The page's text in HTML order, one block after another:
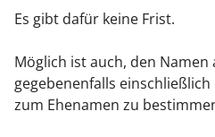
Es gibt dafür keine Frist.
Möglich ist auch, den
gegebenenfalls
zum Ehenamen zu